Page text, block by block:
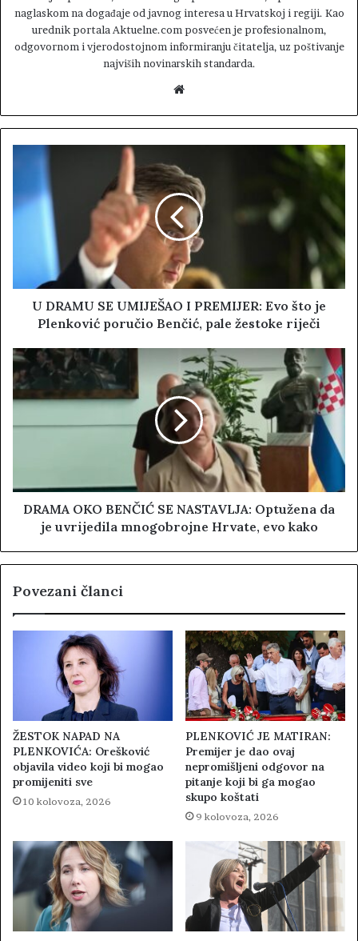
naglaskom na događaje od javnog interesa u Hrvatskoj i regiji. Kao
urednik portala Aktuelne.com posvećen je profesionalnom,
odgovornom i vjerodostojnom informiranju čitatelja, uz poštivanje
najviših novinarskih standarda.
b
s
t
e
U DRAMU SE UMIJEŠAO I PREMIJER: Evo što je
Plenković poručio Benčić, pale žestoke riječi
DRAMA OKO BENČIĆ SE NASTAVLJA: Optužena da
je uvrijedila mnogobrojne Hrvate, evo kako
Povezani članci
ŽESTOK NAPAD NA
PLENKOVIĆA: Orešković
objavila video koji bi mogao
promijeniti sve
10 kolovoza, 2026
PLENKOVIĆ JE MATIRAN:
Premijer je dao ovaj
nepromišljeni odgovor na
pitanje koji bi ga mogao
skupo koštati
9 kolovoza, 2026